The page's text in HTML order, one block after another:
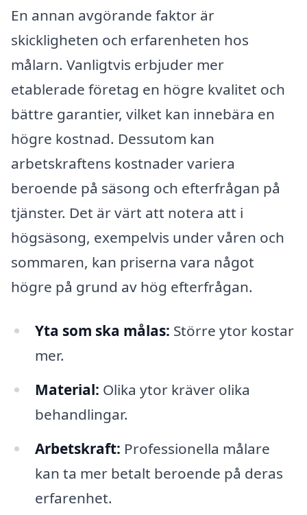
En annan avgörande faktor är
skickligheten och erfarenheten hos
målarn. Vanligtvis erbjuder mer
etablerade företag en högre kvalitet och
bättre garantier, vilket kan innebära en
högre kostnad. Dessutom kan
arbetskraftens kostnader variera
beroende på säsong och efterfrågan på
tjänster. Det är värt att notera att i
högsäsong, exempelvis under våren och
sommaren, kan priserna vara något
högre på grund av hög efterfrågan.
Yta som ska målas: Större ytor kostar
mer.
Material: Olika ytor kräver olika
behandlingar.
Arbetskraft: Professionella målare
kan ta mer betalt beroende på deras
erfarenhet.